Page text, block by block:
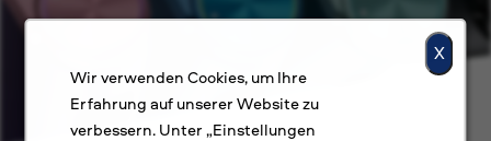
X
Wir verwenden Cookies, um Ihre
Erfahrung auf unserer Website zu
verbessern. Unter „Einstellungen